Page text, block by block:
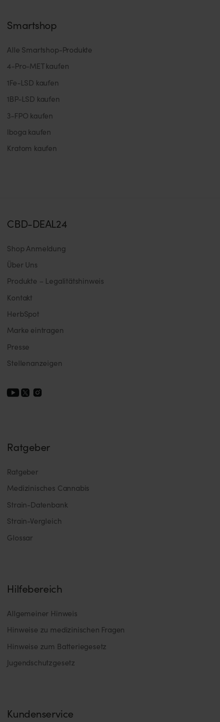
Smartshop
Alle Smartshop-Produkte
4-Pro-MET kaufen
1Fe-LSD kaufen
1BP-LSD kaufen
3-FPO kaufen
Iboga kaufen
Kratom kaufen
CBD-DEAL24
Shop Anmeldung
Über Uns
Produkte – Legalitätshinweis
Kontakt
HerbSpot
Marke eintragen
Presse
Stellenanzeigen
Ratgeber
Ratgeber
Medizinisches Cannabis
Strain-Datenbank
Strain-Vergleich
Glossar
Hilfebereich
Allgemeiner Hinweis
Hinweise zu medizinischen Fragen
Hinweise zum Batteriegesetz
Jugendschutzgesetz
Kundenservice